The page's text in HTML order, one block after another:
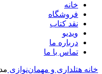
خانه
فروشگاه
نقد کتاب
ویدیو
درباره‌ ما
تماس با ما
خانه هتلداری و مهمان‌نوازی